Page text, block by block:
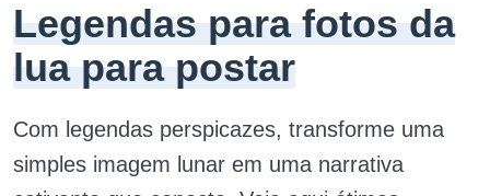
Legendas para fotos da
lua para postar
Com legendas perspicazes, transforme uma
simples imagem lunar em uma narrativa